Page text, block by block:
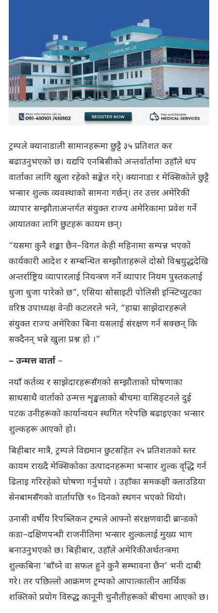
ट्रम्पले क्यानाडाली सामानहरूमा छुट्टै ३५ प्रतिशत कर
बढाउनुभएको छ। यद्यपि एनबिसीको अन्तर्वार्तामा उहाँले थप
वार्ताका लागि खुला रहेको सङ्केत गरे्। क्यानाडा र मेक्सिकोले छुट्टै
भन्सार शुल्क व्यवस्थाको सामना गर्छन्। तर उत्तर अमेरिकी
व्यापार सम्झौताअन्तर्गत संयुक्त राज्य अमेरिकामा प्रवेश गर्ने
आयातका लागि छुटहरू कायम छन्।
“यसमा कुनै शङ्का छैन–विगत केही महिनामा सम्पन्न भएको
कार्यकारी आदेश र सम्बन्धित सम्झौताहरूले दोस्रो विश्वयुद्धदेखि
अन्तर्राष्ट्रिय व्यापारलाई नियन्त्रण गर्ने व्यापार नियम पुस्तकलाई
धुजा धुजा पारेको छ”, एसिया सोसाइटी पोलिसी इन्स्टिच्युटका
वरिष्ठ उपाध्यक्ष वेन्डी कटलरले भने, “हाम्रा साझेदारहरूले
संयुक्त राज्य अमेरिका बिना यसलाई संरक्षण गर्न सक्छन् कि
सक्दैनन् भन्ने खुला प्रश्न हो ।”
– उन्मत्त वार्ता –
नयाँ कर्तव्य र साझेदारहरूसँगको सम्झौताको घोषणाका
साथसाथै वार्ताको उन्मत्त शृङ्खलाको बीचमा वासिङ्टनले दुई
पटक उनीहरूको कार्यान्वयन स्थगित गरेपछि बढाइएका भन्सार
शुल्कहरू आएको हो।
बिहीबार मात्रै, ट्रम्पले विद्यमान छुटसहित २५ प्रतिशतको स्तर
कायम राख्दै मेक्सिकोका उत्पादनहरूमा भन्सार शुल्क वृद्धि गर्न
ढिलाइ गरिरहेको घोषणा गर्नुभयो । उहाँका समकक्षी क्लाउडिया
सेनबामसँगको वार्तापछि ९० दिनको स्थगन भएको थियो।
उनासी वर्षीय रिपब्लिकन ट्रम्पले आफ्नो संरक्षणवादी ब्रान्डको
कडा–दक्षिणपन्थी राजनीतिमा भन्सार शुल्कलाई मुख्य भाग
बनाउनुभएको छ। बिहीबार, उहाँले अमेरिकी अर्थतन्त्रमा
शुल्कबिना ‘बाँच्ने वा सफल हुने कुनै सम्भावना छैन’ भनी दाबी
गरे। तर पछिल्लो आक्रमण ट्रम्पको आपात्कालीन आर्थिक
शक्तिको प्रयोग विरुद्ध कानूनी चुनौतीहरूको बीचमा आएको छ।